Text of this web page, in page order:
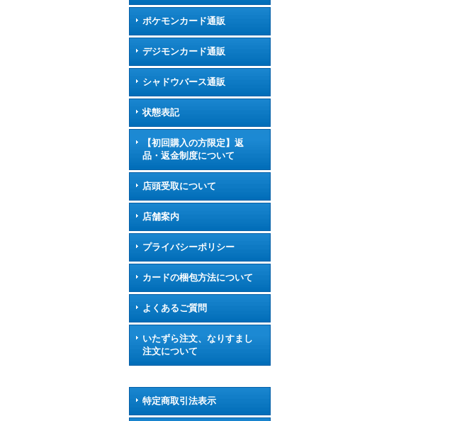
ポケモンカード通販
デジモンカード通販
シャドウバース通販
状態表記
【初回購入の方限定】返
品・返金制度について
店頭受取について
店舗案内
プライバシーポリシー
カードの梱包方法について
よくあるご質問
いたずら注文、なりすまし
注文について
特定商取引法表示